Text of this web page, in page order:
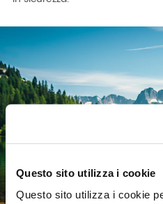
Questo sito utilizza i cookie
Questo sito utilizza i cookie